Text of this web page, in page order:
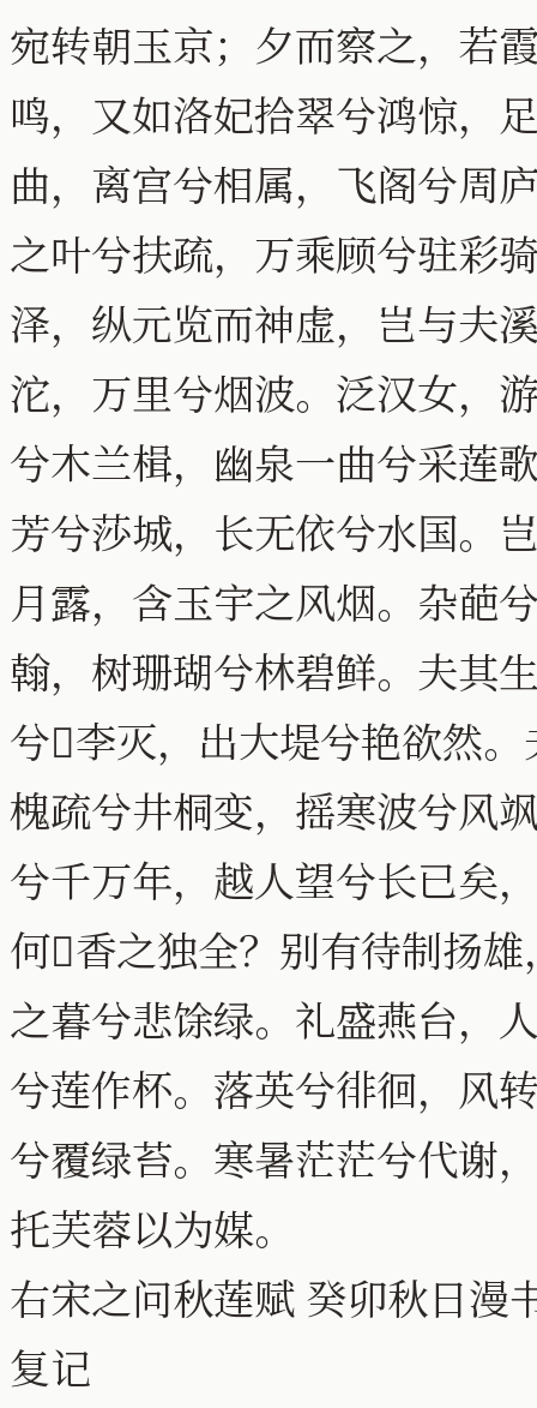
宛转朝玉京；夕而察之，若
鸣，又如洛妃拾翠兮鸿惊，
曲，离宫兮相属，飞阁兮周
之叶兮扶疏，万乘顾兮驻彩
泽，纵元览而神虚，岂与夫
沱，万里兮烟波。泛汉女，
兮木兰楫，幽泉一曲兮采莲
芳兮莎城，长无依兮水国。
月露，含玉宇之风烟。杂葩
翰，树珊瑚兮林碧鲜。夫其
兮李灭，出大堤兮艳欲然
槐疏兮井桐变，摇寒波兮风
兮千万年，越人望兮长已矣
何香之独全？别有待制扬
之暮兮悲馀绿。礼盛燕台，
兮莲作杯。落英兮徘徊，风
兮覆绿苔。寒暑茫茫兮代谢
托芙蓉以为媒。
右宋之问秋莲赋 癸卯秋日漫
复记